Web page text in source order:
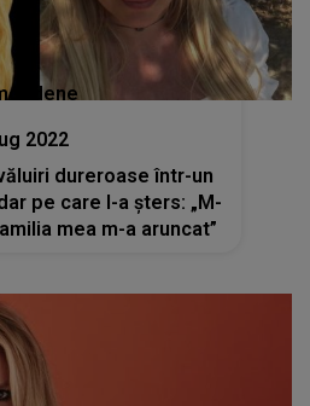
2022
dureroase într-un
pe care l-a șters: „M-
mea m-a aruncat”